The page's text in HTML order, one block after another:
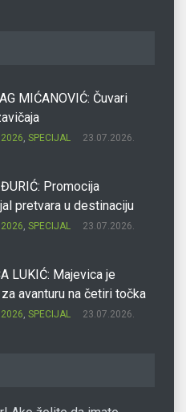
MIĆANOVIĆ: Čuvari
, SPECIJAL 23.07.2026.
Promocija
pretvara u destinaciju
, SPECIJAL 23.07.2026.
LUKIĆ: Majevica je
avanturu na četiri točka
, SPECIJAL 23.07.2026.